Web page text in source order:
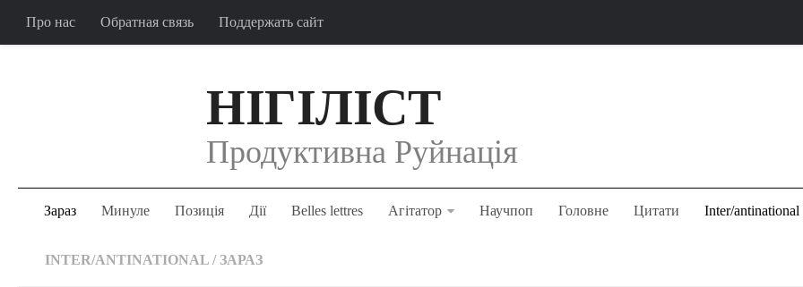
Про нас Обратная связь Поддержать сайт
НІГІЛІСТ
Продуктивна Руйнація
Зараз Минуле Позиція Дії Belles lettres Агітатор Научпоп Головне Цитати Inter/antinational
INTER/ANTINATIONAL / ЗАРАЗ